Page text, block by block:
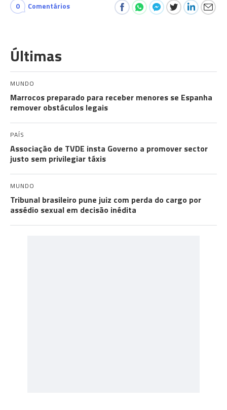
0 Comentários
Últimas
MUNDO
Marrocos preparado para receber menores se Espanha
remover obstáculos legais
PAÍS
Associação de TVDE insta Governo a promover sector
justo sem privilegiar táxis
MUNDO
Tribunal brasileiro pune juiz com perda do cargo por
assédio sexual em decisão inédita